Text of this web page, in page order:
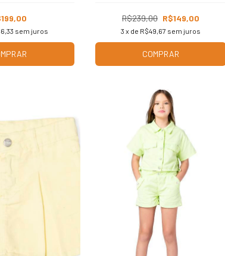
sem juros
R$239,00 R$149,00
3 x de R$49,67 sem juros
COMPRAR